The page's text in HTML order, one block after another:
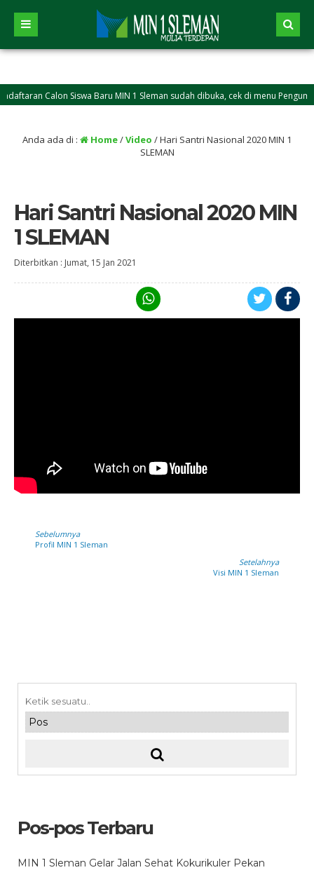
Calon Siswa Baru MIN 1 Sleman sudah dibuka, cek di menu
Anda ada di : Home/Video /Hari Santri Nasional 2020 MIN 1
SLEMAN
Hari Santri Nasional 2020 MIN
1 SLEMAN
Diterbitkan : Jumat, 15 Jan 2021
Sebelumnya
Profil MIN 1 Sleman
Setelahnya
Visi MIN 1 Sleman
Pos-pos Terbaru
MIN 1 Sleman Gelar Jalan Sehat Kokurikuler Pekan